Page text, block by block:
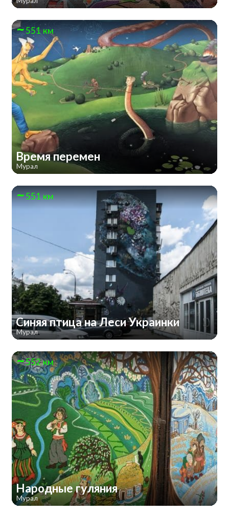
551 км
Время перемен
Мурал
551 км
Синяя птица на Леси Украинки
Мурал
552 км
Народные гуляния
Мурал